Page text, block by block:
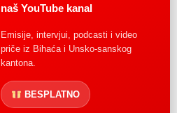
naš YouTube kanal
Emisije, intervjui, podcasti i video
priče iz Bihaća i Unsko-sanskog
kantona.
BESPLATNO